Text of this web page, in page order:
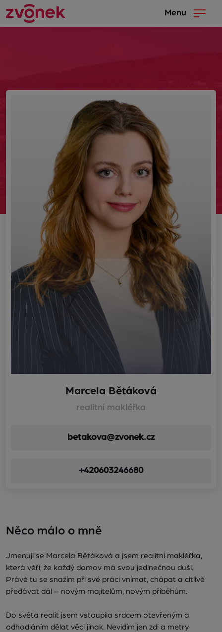
Menu
Marcela Bětáková
realitní makléřka
betakova@zvonek.cz
+420603246680
Něco málo o mně
Jmenuji se Marcela Bětáková a jsem realitní makléřka,
která věří, že každý domov má svou jedinečnou duši.
Právě tu se snažím při své práci vnímat, chápat a citlivě
předávat dál – novým majitelům, novým příběhům.
Do světa realit jsem vstoupila srdcem otevřeným a
odhodláním dělat věci jinak. Nevidím jen zdi a metry